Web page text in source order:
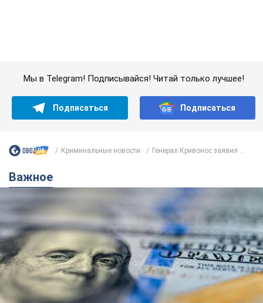
Банки "готовятся" к новому курсу доллара:
украинцам рассказали, чего ожидать в
ближайшие дни
Каким будет курс валюты в обменниках
10 годин тому 149,1 т.